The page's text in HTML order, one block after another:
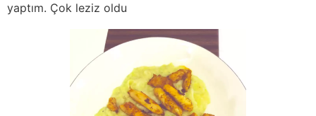
yaptım. Çok leziz oldu